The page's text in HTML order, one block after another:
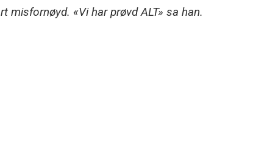
«Vi har prøvd ALT» sa han.